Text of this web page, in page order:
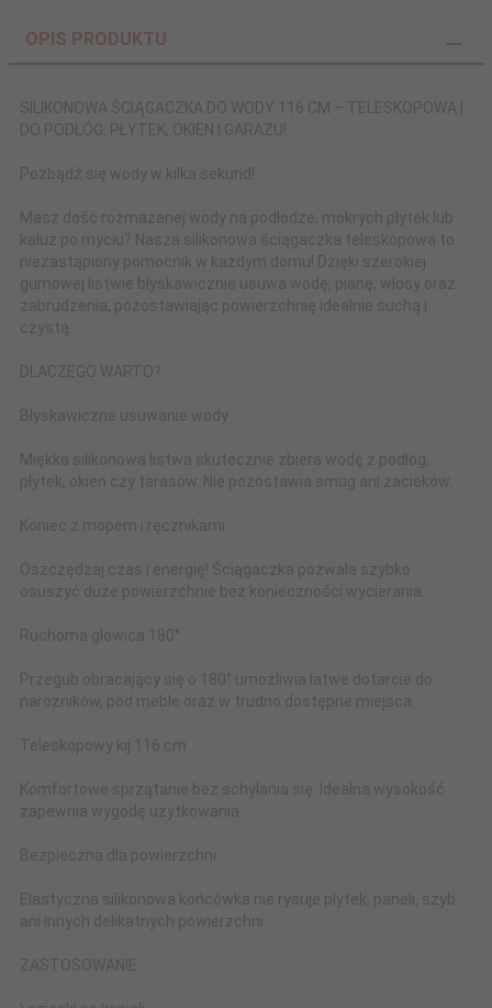
OPIS PRODUKTU
SILIKONOWA ŚCIĄGACZKA DO WODY 116 CM – TELESKOPOWA |
DO PODŁÓG, PŁYTEK, OKIEN I GARAŻU!
Pozbądź się wody w kilka sekund!
Masz dość rozmazanej wody na podłodze, mokrych płytek lub
kałuż po myciu? Nasza silikonowa ściągaczka teleskopowa to
niezastąpiony pomocnik w każdym domu! Dzięki szerokiej
gumowej listwie błyskawicznie usuwa wodę, pianę, włosy oraz
zabrudzenia, pozostawiając powierzchnię idealnie suchą i
czystą.
DLACZEGO WARTO?
Błyskawiczne usuwanie wody
Miękka silikonowa listwa skutecznie zbiera wodę z podłóg,
płytek, okien czy tarasów. Nie pozostawia smug ani zacieków.
Koniec z mopem i ręcznikami
Oszczędzaj czas i energię! Ściągaczka pozwala szybko
osuszyć duże powierzchnie bez konieczności wycierania.
Ruchoma głowica 180°
Przegub obracający się o 180° umożliwia łatwe dotarcie do
narożników, pod meble oraz w trudno dostępne miejsca.
Teleskopowy kij 116 cm
Komfortowe sprzątanie bez schylania się. Idealna wysokość
zapewnia wygodę użytkowania.
Bezpieczna dla powierzchni
Elastyczna silikonowa końcówka nie rysuje płytek, paneli, szyb
ani innych delikatnych powierzchni.
ZASTOSOWANIE